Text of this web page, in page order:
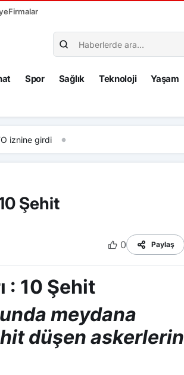
Firmalar
Spor Sağlık Teknoloji Yaşam
girdi
Şehit
0 Paylaş
: 10 Şehit
meydana
düşen askerlerin